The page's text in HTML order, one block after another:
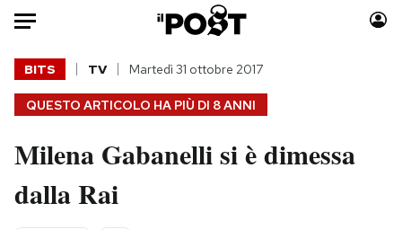
Auto
HOME
Italia
Politica
Moda
QUESTO ARTICOLO HA PIÙ DI 8 ANNI
BITS TV Martedì 31 ottobre 2017
Milena Gabanelli si è dimessa
dalla Rai